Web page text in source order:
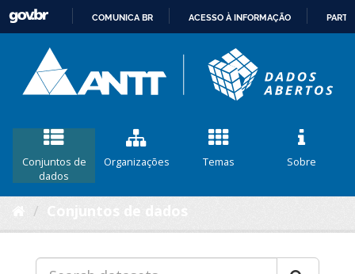
CONTEÚDO
COMUNICA BR ACESSO À INFORMAÇÃO
Conjuntos de
dados
Organizações Temas Sobre